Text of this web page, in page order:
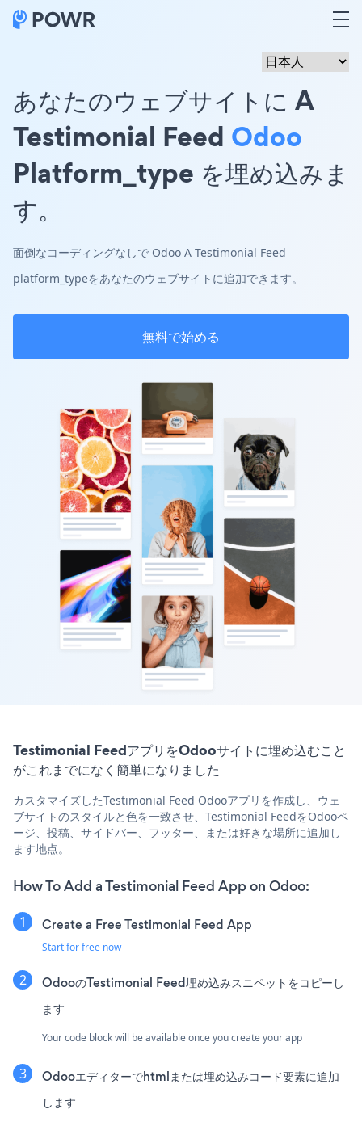
あなたのウェブサイトに A
Testimonial Feed Odoo
Platform_type を埋め込みま
す。
面倒なコーディングなしで Odoo A Testimonial Feed
platform_typeをあなたのウェブサイトに追加できます。
無料で始める
Testimonial FeedアプリをOdooサイトに埋め込むこと
がこれまでになく簡単になりました
カスタマイズしたTestimonial Feed Odooアプリを作成し、ウェ
ブサイトのスタイルと色を一致させ、Testimonial FeedをOdooペ
ージ、投稿、サイドバー、フッター、または好きな場所に追加し
ます地点。
How To Add a Testimonial Feed App on Odoo:
Create a Free Testimonial Feed App
Start for free now
OdooのTestimonial Feed埋め込みスニペットをコピーし
ます
Your code block will be available once you create your app
Odooエディターでhtmlまたは埋め込みコード要素に追加
します